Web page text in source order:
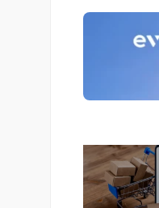
են պատմության